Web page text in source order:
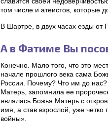
том числе и атеистов, которые
В Шартре, в двух часах езды от
А в Фатиме Вы
Конечно. Мало того, что это
начале прошлого века сама
России. Почему? Что им до
Матерь, запомнила ее
являлась Божья Матерь с
имя, а став взрослой, уже
войны».